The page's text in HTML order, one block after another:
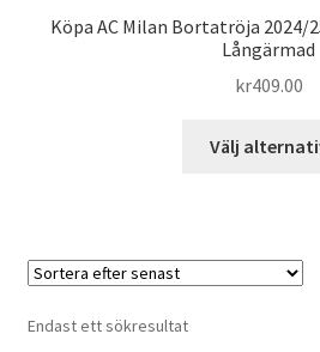
Köpa AC Milan Bortatröja 2024/
Långärmad
kr409.00
Välj
Endast ett sökresultat